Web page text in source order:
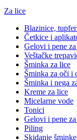
Za lice
Blazinice,
Četkice i
Gelovi i pene
Veštačke
Šminka za lice
Šminka za oči i
Šminka i nega
Kreme za lice
Micelarne vode
Tonici
Gelovi i pene
Piling
Skidanje šminke